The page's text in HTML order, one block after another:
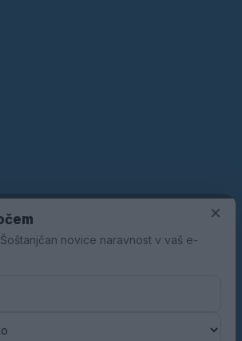
×
novice naravnost v vaš e-